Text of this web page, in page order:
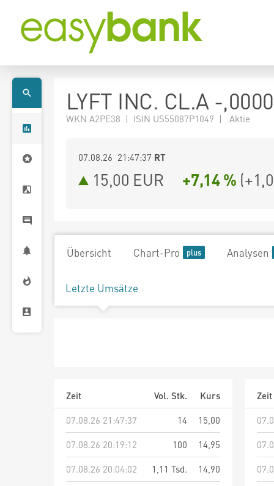
LYFT INC. CL.A -
WKN A2PE38 | ISIN US55087P1049 | Aktie
07.08.26 21:47:37 RT
15,00 EUR +7,14 % (
Übersicht Chart-Pro Analysen
Letzte Umsätze
Zeit Vol. Stk.
Kurs
07.08.26 21:47:37
14
15,00
07.08.26 20:19:12
100
14,95
07.08.26 20:04:02
1,11 Tsd.
14,90
Zeit